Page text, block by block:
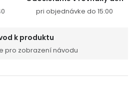
pri objednávke do 15:00
k produktu
pro zobrazení návodu